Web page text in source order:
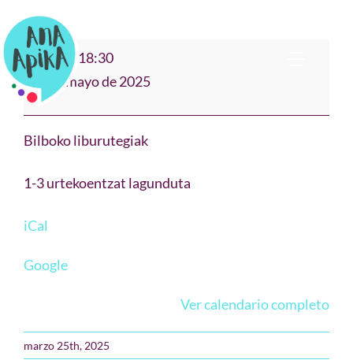
al
contenido
Bio
"BESOETAKO
IPUINAK"
San
Francisco,
Bilbo
17:30 – 18:30
12 de mayo de 2025
Bilboko liburutegiak
1-3 urtekoentzat lagunduta
iCal
Google
Ver calendario completo
marzo 25th, 2025